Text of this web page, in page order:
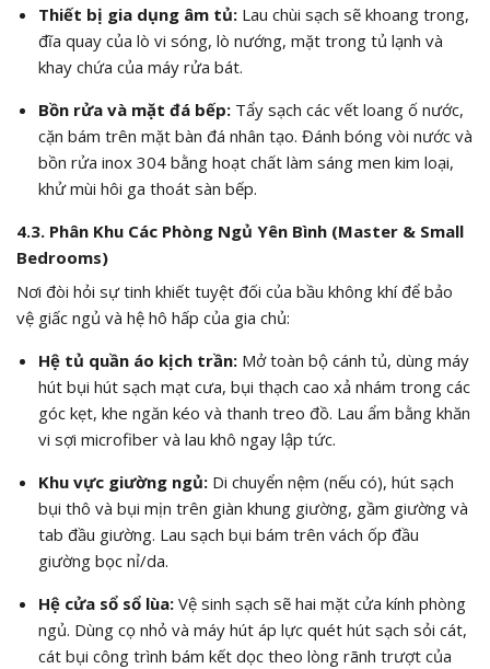
Thiết bị gia dụng âm tủ:Lau chùi sạch sẽ khoang trong,
đĩa quay của lò vi sóng, lò nướng, mặt trong tủ lạnh và
khay chứa của máy rửa bát.
Bồn rửa và mặt đá bếp:Tẩy sạch các vết loang ố nước,
cặn bám trên mặt bàn đá nhân tạo. Đánh bóng vòi nước và
bồn rửa inox 304 bằng hoạt chất làm sáng men kim loại,
khử mùi hôi ga thoát sàn bếp.
4.3. Phân Khu Các Phòng Ngủ Yên Bình (Master & Small
Bedrooms)
Nơi đòi hỏi sự tinh khiết tuyệt đối của bầu không khí để bảo
vệ giấc ngủ và hệ hô hấp của gia chủ:
Hệ tủ quần áo kịch trần:Mở toàn bộ cánh tủ, dùng máy
hút bụi hút sạch mạt cưa, bụi thạch cao xả nhám trong các
góc kẹt, khe ngăn kéo và thanh treo đồ. Lau ẩm bằng khăn
vi sợi microfiber và lau khô ngay lập tức.
Khu vực giường ngủ:Di chuyển nệm (nếu có), hút sạch
bụi thô và bụi mịn trên giàn khung giường, gầm giường và
tab đầu giường. Lau sạch bụi bám trên vách ốp đầu
giường bọc nỉ/da.
Hệ cửa sổ sổ lùa:Vệ sinh sạch sẽ hai mặt cửa kính phòng
ngủ. Dùng cọ nhỏ và máy hút áp lực quét hút sạch sỏi cát,
cát bụi công trình bám kết dọc theo lòng rãnh trượt của